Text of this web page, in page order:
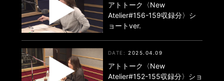
アトトーク〈New
Atelier#156-159収録分〉シ
ョートver.
2025.04.09
アトトーク〈New
Atelier#152-155収録分〉ショ